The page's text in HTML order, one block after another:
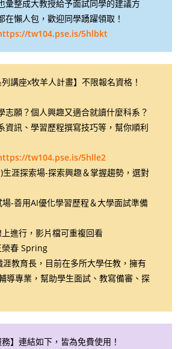
彙整成大教授給予面試同學的建議方
在懶人包，歡迎同學踴躍領取！
tw104.pse.is/5hlbkt
講座x牧羊人計畫】不限報名資格！
志願？個人興趣又適合就讀什麼科系？
資訊、學習歷程撰寫技巧等，幫你順利
tw104.pse.is/5hlle2
生涯探索場-探索興趣＆掌握趨勢，選對
-善用AI優化學習歷程＆大學面試準備
進行，影片檔可重複回看
榮春 Spring
涯教育長，目前在多所大學任教，擁有
導專業，幫助學生面試、教寫備審、探
】連結如下，皆為免費使用！